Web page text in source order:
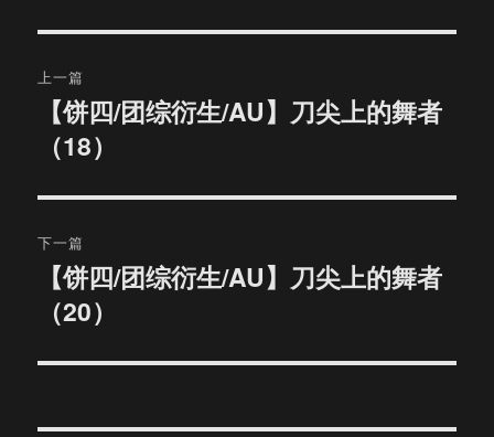
章
导
航
上一篇
篇
章：
【饼四/团综衍生/AU】刀尖上的舞者
（18）
下一篇
篇
章：
【饼四/团综衍生/AU】刀尖上的舞者
（20）